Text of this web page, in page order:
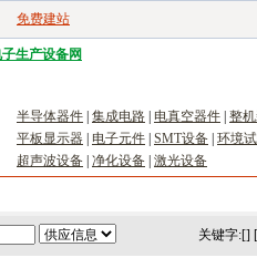
免费建站
生产设备网
半导体器件 集成电路 电真空器件 整
平板显示器
电子元件 SMT设备 环境
超声波设备 净化设备 激光设备
关键字:[] [